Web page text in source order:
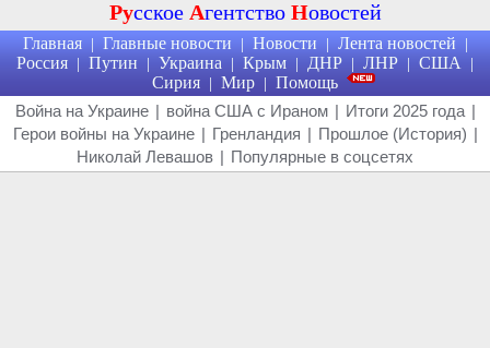
Русское Агентство Новостей
Главная | Главные новости | Новости | Лента новостей |
Россия | Путин | Украина | Крым | ДНР | ЛНР | США |
Сирия | Мир | Помощь
Война на Украине | война США с Ираном | Итоги 2025 года |
Герои войны на Украине | Гренландия | Прошлое (История) |
Николай Левашов | Популярные в соцсетях